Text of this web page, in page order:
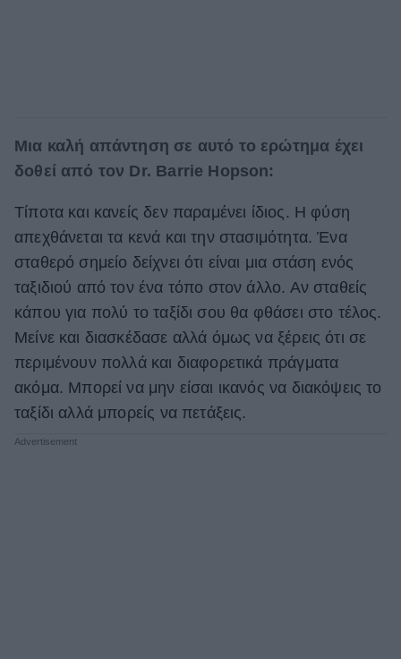
Μια καλή απάντηση σε αυτό το ερώτημα έχει
δοθεί από τον Dr. Barrie Hopson:
Τίποτα και κανείς δεν παραμένει ίδιος. Η φύση
απεχθάνεται τα κενά και την στασιμότητα. Ένα
σταθερό σημείο δείχνει ότι είναι μια στάση ενός
ταξιδιού από τον ένα τόπο στον άλλο. Αν σταθείς
κάπου για πολύ το ταξίδι σου θα φθάσει στο τέλος.
Μείνε και διασκέδασε αλλά όμως να ξέρεις ότι σε
περιμένουν πολλά και διαφορετικά πράγματα
ακόμα. Μπορεί να μην είσαι ικανός να διακόψεις το
ταξίδι αλλά μπορείς να πετάξεις.